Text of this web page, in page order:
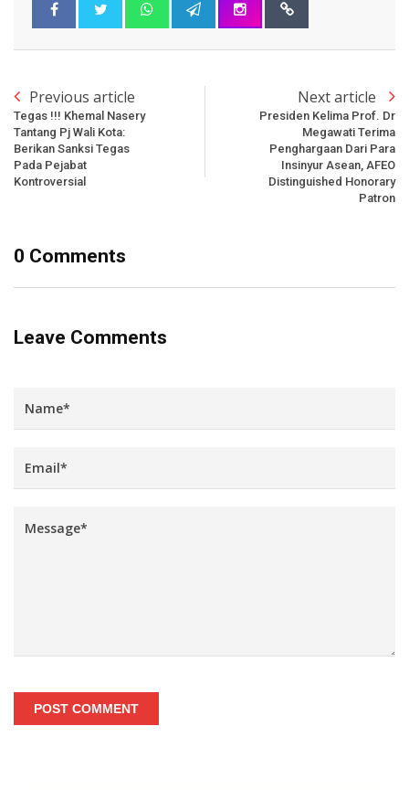
Previous article
Tegas !!! Khemal Nasery
Tantang Pj Wali Kota:
Berikan Sanksi Tegas
Pada Pejabat
Kontroversial
Next article
Presiden Kelima Prof. Dr
Megawati Terima
Penghargaan Dari Para
Insinyur Asean, AFEO
Distinguished Honorary
Patron
0 Comments
Leave Comments
POST COMMENT